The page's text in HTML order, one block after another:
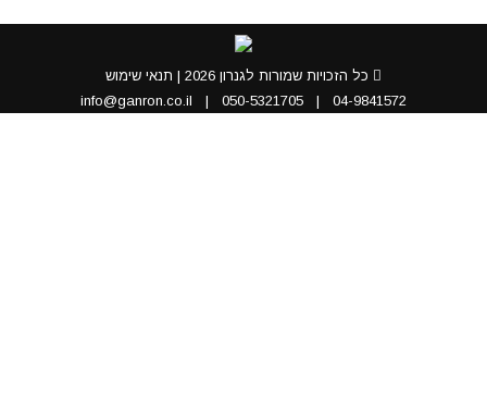
כל הזכויות שמורות לגנרון 2026 |
תנאי שימוש
04-9841572
|
050-5321705
|
info@ganron.co.il